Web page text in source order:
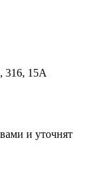
316, 15A
и уточнят